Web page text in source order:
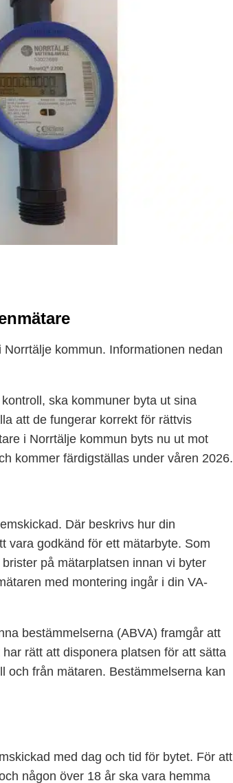
kommun. Informationen nedan
ska kommuner byta ut sina
att de fungerar korrekt för rättvis
i Norrtälje kommun byts nu ut mot
kommer färdigställas under våren 2026.
Där beskrivs hur din
vara godkänd för ett mätarbyte. Som
på mätarplatsen innan vi byter
med montering ingår i din VA-
bestämmelserna (ABVA) framgår att
rätt att disponera platsen för att sätta
och från mätaren. Bestämmelserna kan
med dag och tid för bytet. För att
någon över 18 år ska vara hemma